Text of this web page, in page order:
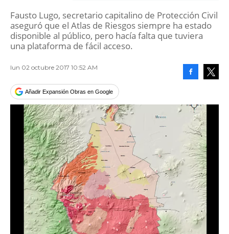
Fausto Lugo, secretario capitalino de Protección Civil
aseguró que el Atlas de Riesgos siempre ha estado
disponible al público, pero hacía falta que tuviera
una plataforma de fácil acceso.
lun 02 octubre 2017 10:52 AM
Añadir Expansión Obras en Google